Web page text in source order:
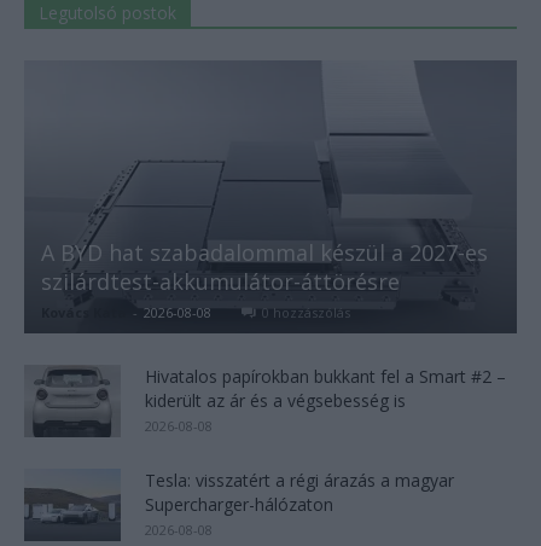
Legutolsó postok
A BYD hat szabadalommal készül a 2027-es
szilárdtest-akkumulátor-áttörésre
- 2026-08-08 0 hozzászólás
Hivatalos papírokban bukkant fel a Smart #2 –
kiderült az ár és a végsebesség is
2026-08-08
Tesla: visszatért a régi árazás a magyar
Supercharger-hálózaton
2026-08-08